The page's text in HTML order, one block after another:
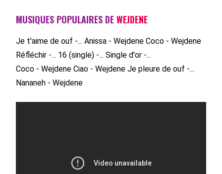
MUSIQUES POPULAIRES DEWEJDENE
Je t'aime de ouf -... Anissa - Wejdene Coco - Wejdene
Réfléchir -... 16 (single) -... Single d'or -...
Coco - Wejdene Ciao - Wejdene Je pleure de ouf -...
Nananeh - Wejdene